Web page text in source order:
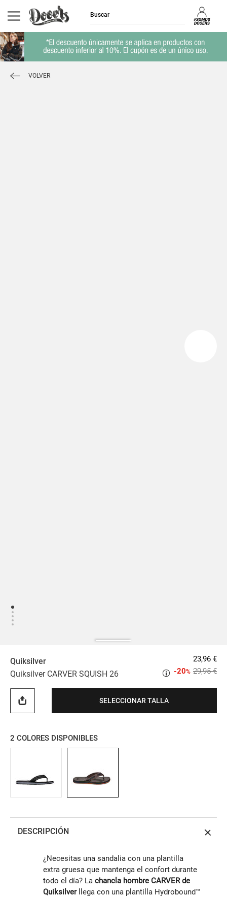
VOLVER
Quiksilver
Quiksilver CARVER SQUISH 26
23,96 €
29,95 €
-20%
SELECCIONAR TALLA
2 COLORES DISPONIBLES
DESCRIPCIÓN
¿Necesitas una sandalia con una plantilla
extra gruesa que mantenga el confort durante
todo el día? La chancla hombre CARVER de
Quiksilverllega con una plantilla Hydrobound™